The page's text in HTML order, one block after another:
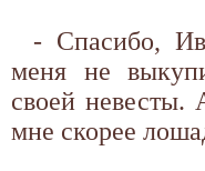
- Спасибо,
меня не
своей невесты.
мне скорее